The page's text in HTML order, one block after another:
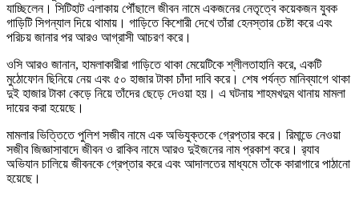
যাচ্ছিলেন। সিটিহাট এলাকায় পৌঁছালে জীবন নামে একজনের নেতৃত্বে কয়েকজন যুবক
গাড়িটি সিগন্যাল দিয়ে থামায়। গাড়িতে কিশোরী দেখে তাঁরা হেনস্তার চেষ্টা করে এবং
পরিচয় জানার পর আরও আগ্রাসী আচরণ করে।
ওসি আরও জানান, হামলাকারীরা গাড়িতে থাকা মেয়েটিকে শ্লীলতাহানি করে, একটি
মুঠোফোন ছিনিয়ে নেয় এবং ৫০ হাজার টাকা চাঁদা দাবি করে। শেষ পর্যন্ত মানিব্যাগে থাকা
দুই হাজার টাকা কেড়ে নিয়ে তাঁদের ছেড়ে দেওয়া হয়। এ ঘটনায় শাহমখদুম থানায় মামলা
দায়ের করা হয়েছে।
মামলার ভিত্তিতে পুলিশ সজীব নামে এক অভিযুক্তকে গ্রেপ্তার করে। রিমান্ডে নেওয়া
সজীব জিজ্ঞাসাবাদে জীবন ও রাকিব নামে আরও দুইজনের নাম প্রকাশ করে। র‍্যাব
অভিযান চালিয়ে জীবনকে গ্রেপ্তার করে এবং আদালতের মাধ্যমে তাঁকে কারাগারে পাঠানো
হয়েছে।